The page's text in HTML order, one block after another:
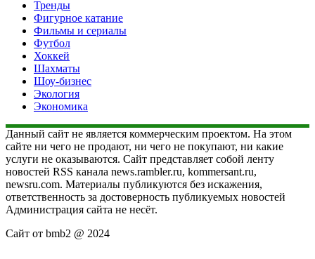
Тренды
Фигурное катание
Фильмы и сериалы
Футбол
Хоккей
Шахматы
Шоу-бизнес
Экология
Экономика
Данный сайт не является коммерческим проектом. На этом
сайте ни чего не продают, ни чего не покупают, ни какие
услуги не оказываются. Сайт представляет собой ленту
новостей RSS канала news.rambler.ru, kommersant.ru,
newsru.com. Материалы публикуются без искажения,
ответственность за достоверность публикуемых новостей
Администрация сайта не несёт.
Сайт от bmb2 @ 2024